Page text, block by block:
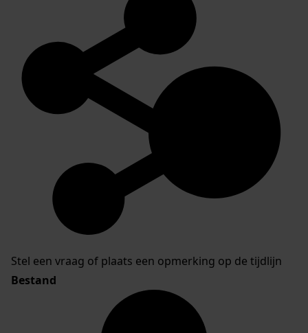
Stel een vraag of plaats een opmerking op de tijdlijn
Bestand